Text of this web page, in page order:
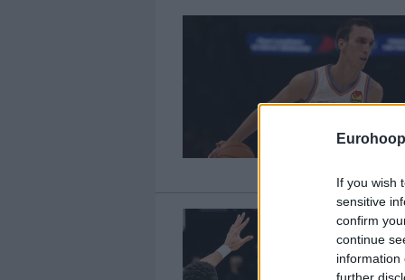
If you wish
sensitive
confirm
continue
information
further